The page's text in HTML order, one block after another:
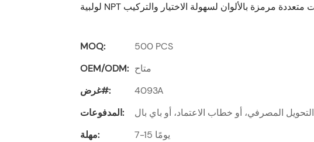
MOQ:
500 PCS
OEM/ODM: متاح
غرض#:
4093A
المدفوعات:
التحويل المصرفي، أو خطاب الاعتماد، أو باي بال
مهلة:
7-15 يومًا